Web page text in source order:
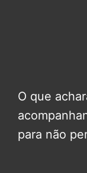
O que
para não